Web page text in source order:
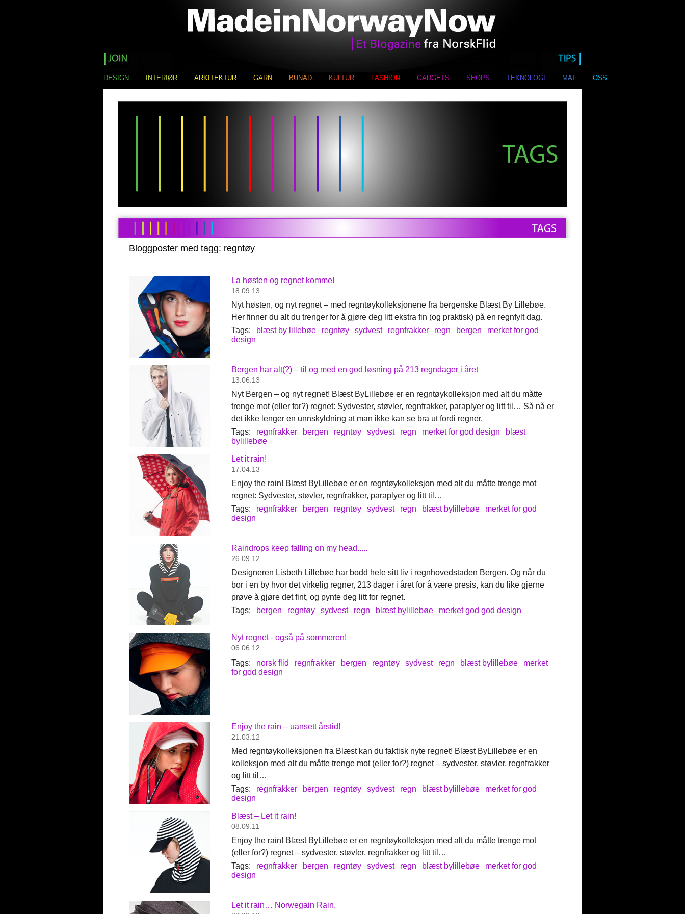
DESIGN INTERIØR ARKITEKTUR GARN BUNAD KULTUR FASHION GADGETS SHOPS TEKNOLOGI MAT OSS
Bloggposter med tagg: regntøy
La høsten og regnet komme!
18.09.13
Nyt høsten, og nyt regnet – med regntøykolleksjonene fra bergenske Blæst By Lillebøe.
Her finner du alt du trenger for å gjøre deg litt ekstra fin (og praktisk) på en regnfylt dag.
Tags:
blæst by lillebøe regntøy sydvest regnfrakker regn bergen
merket for god
design
Bergen har alt(?) – til og med en god løsning på 213 regndager i året
13.06.13
Nyt Bergen – og nyt regnet! Blæst ByLillebøe er en regntøykolleksjon med alt du måtte
trenge mot (eller for?) regnet: Sydvester, støvler, regnfrakker, paraplyer og litt til… Så nå er
det ikke lenger en unnskyldning at man ikke kan se bra ut fordi regner.
Tags:
regnfrakker bergen regntøy sydvest regn merket for god design
blæst
bylillebøe
Let it rain!
17.04.13
Enjoy the rain! Blæst ByLillebøe er en regntøykolleksjon med alt du måtte trenge mot
regnet: Sydvester, støvler, regnfrakker, paraplyer og litt til…
Tags:
regnfrakker bergen regntøy sydvest regn blæst bylillebøe
merket for god
design
Raindrops keep falling on my head.....
26.09.12
Designeren Lisbeth Lillebøe har bodd hele sitt liv i regnhovedstaden Bergen. Og når du
bor i en by hvor det virkelig regner, 213 dager i året for å være presis, kan du like gjerne
prøve å gjøre det fint, og pynte deg litt for regnet.
Tags:
bergen regntøy sydvest regn blæst bylillebøe merket god god design
Nyt regnet - også på sommeren!
06.06.12
Tags: norsk flid regnfrakker bergen regntøy sydvest regn blæst bylillebøe
merket
for god design
Enjoy the rain – uansett årstid!
21.03.12
Med regntøykolleksjonen fra Blæst kan du faktisk nyte regnet! Blæst ByLillebøe er en
kolleksjon med alt du måtte trenge mot (eller for?) regnet – sydvester, støvler, regnfrakker
og litt til…
Tags:
regnfrakker bergen regntøy sydvest regn blæst bylillebøe
merket for god
design
Blæst – Let it rain!
08.09.11
Enjoy the rain! Blæst ByLillebøe er en regntøykolleksjon med alt du måtte trenge mot
(eller for?) regnet – sydvester, støvler, regnfrakker og litt til…
Tags:
regnfrakker bergen regntøy sydvest regn blæst bylillebøe
merket for god
design
Let it rain… Norwegain Rain.